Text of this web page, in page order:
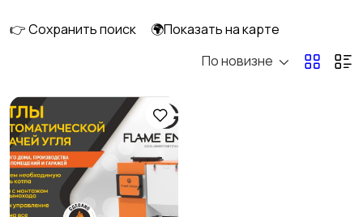
водоснабжение
Электрика
Другое
👉 Сохранить поиск
🌍Показать на карте
По новизне